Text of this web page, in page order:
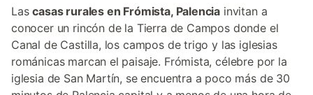
Lascasas rurales en Frómista, Palencia invitan a
conocer un rincón de la Tierra de Campos donde el
Canal de Castilla, los campos de trigo y las iglesias
románicas marcan el paisaje. Frómista, célebre por la
iglesia de San Martín, se encuentra a poco más de 30